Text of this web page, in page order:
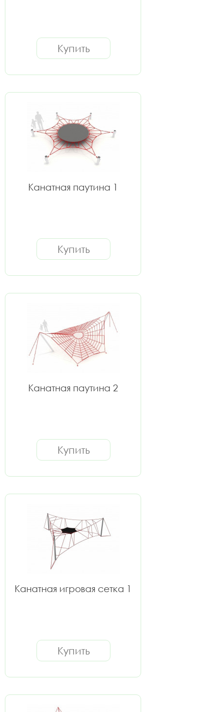
Купить
Канатная паутина 1
Купить
Канатная паутина 2
Купить
Канатная игровая сетка 1
Купить